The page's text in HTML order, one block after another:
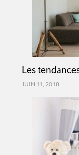
Les
JUIN 11, 2018